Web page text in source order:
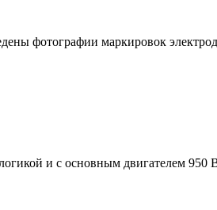
фотографии маркировок
и с основным двигателем 950